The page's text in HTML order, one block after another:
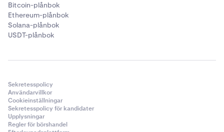
Bitcoin-plånbok
Ethereum-plånbok
Solana-plånbok
USDT-plånbok
Sekretesspolicy
Användarvillkor
Cookieinställningar
Sekretesspolicy för kandidater
Upplysningar
Regler för börshandel